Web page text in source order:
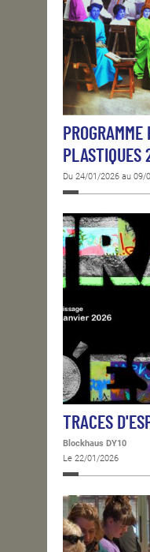
PLASTIQUES
Du 24/01/2026 au 09/
TRACES
Blockhaus DY10
Le 22/01/2026